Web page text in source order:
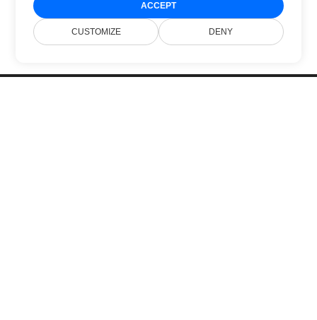
ACCEPT
CUSTOMIZE DENY